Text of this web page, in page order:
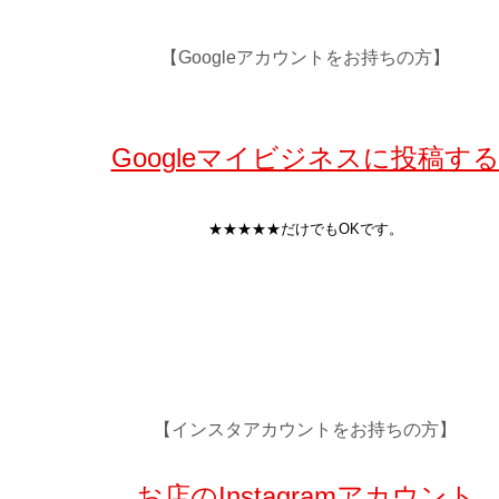
【Googleアカウントをお持ちの方】
Googleマイビジネスに投稿する
★★★★★だけでもOKです。
【インスタアカウントをお持ちの方】